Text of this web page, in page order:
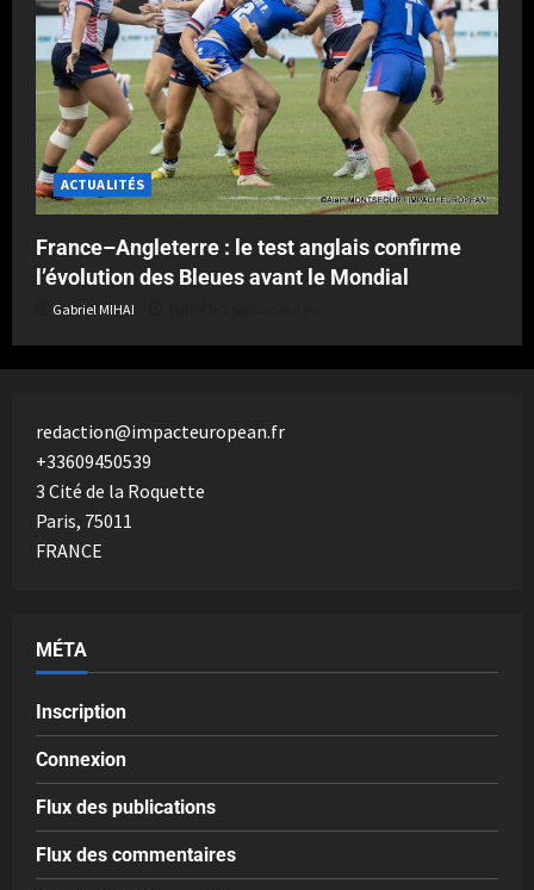
ACTUALITÉS
France–Angleterre : le test anglais confirme
l’évolution des Bleues avant le Mondial
Gabriel MIHAI
redaction@impacteuropean.fr
+33609450539
3 Cité de la Roquette
Paris, 75011
FRANCE
MÉTA
Inscription
Connexion
Flux des publications
Flux des commentaires